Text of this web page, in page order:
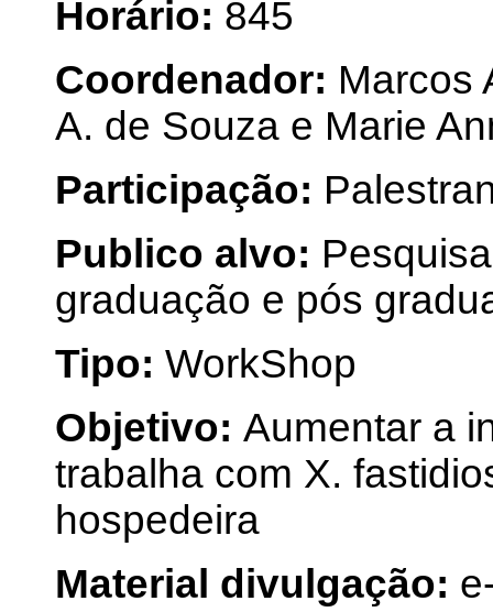
Horário: 845
Coordenador: Marcos
A. de Souza e Marie
Participação:
Publico alvo:
graduação e pós
Tipo: WorkShop
Objetivo: Aumentar a
trabalha com X.
hospedeira
Material divulgação: